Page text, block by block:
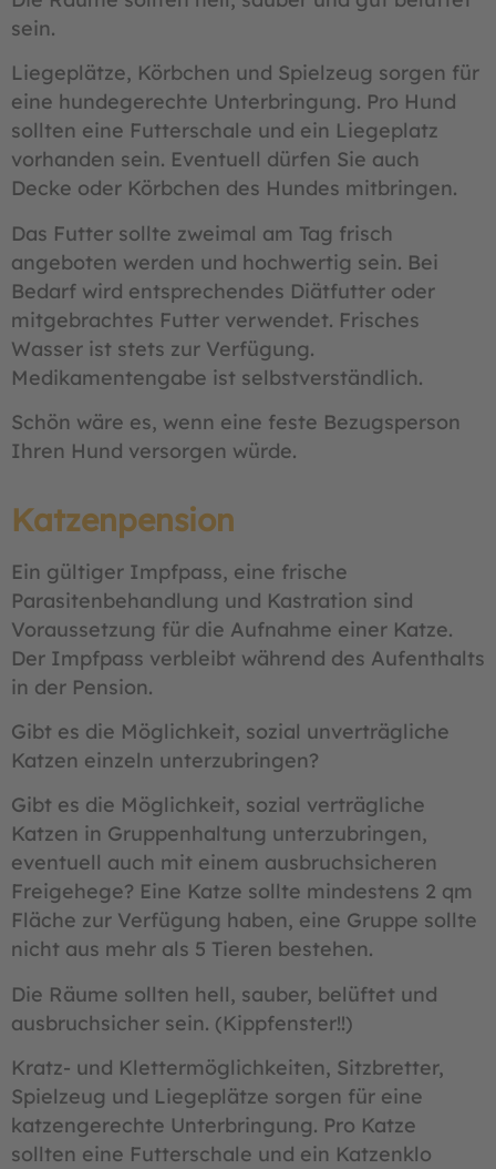
sein.
Liegeplätze, Körbchen und Spielzeug sorgen für
eine hundegerechte Unterbringung. Pro Hund
sollten eine Futterschale und ein Liegeplatz
vorhanden sein. Eventuell dürfen Sie auch
Decke oder Körbchen des Hundes mitbringen.
Das Futter sollte zweimal am Tag frisch
angeboten werden und hochwertig sein. Bei
Bedarf wird entsprechendes Diätfutter oder
mitgebrachtes Futter verwendet. Frisches
Wasser ist stets zur Verfügung.
Medikamentengabe ist selbstverständlich.
Schön wäre es, wenn eine feste Bezugsperson
Ihren Hund versorgen würde.
Katzenpension
Ein gültiger Impfpass, eine frische
Parasitenbehandlung und Kastration sind
Voraussetzung für die Aufnahme einer Katze.
Der Impfpass verbleibt während des Aufenthalts
in der Pension.
Gibt es die Möglichkeit, sozial unverträgliche
Katzen einzeln unterzubringen?
Gibt es die Möglichkeit, sozial verträgliche
Katzen in Gruppenhaltung unterzubringen,
eventuell auch mit einem ausbruchsicheren
Freigehege? Eine Katze sollte mindestens 2 qm
Fläche zur Verfügung haben, eine Gruppe sollte
nicht aus mehr als 5 Tieren bestehen.
Die Räume sollten hell, sauber, belüftet und
ausbruchsicher sein. (Kippfenster!!)
Kratz- und Klettermöglichkeiten, Sitzbretter,
Spielzeug und Liegeplätze sorgen für eine
katzengerechte Unterbringung. Pro Katze
sollten eine Futterschale und ein Katzenklo